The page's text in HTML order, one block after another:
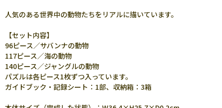
人気のある世界中の動物たちをリアルに描いています。
【セット内容】
96ピース／サバンナの動物
117ピース／海の動物
140ピース／ジャングルの動物
パズルは各ピース1枚ずつ入っています。
ガイドブック・記録シート：1部、収納箱：3箱